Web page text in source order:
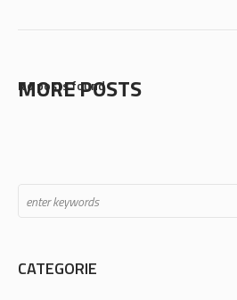
MORE POSTS
No posts found
CATEGORIE